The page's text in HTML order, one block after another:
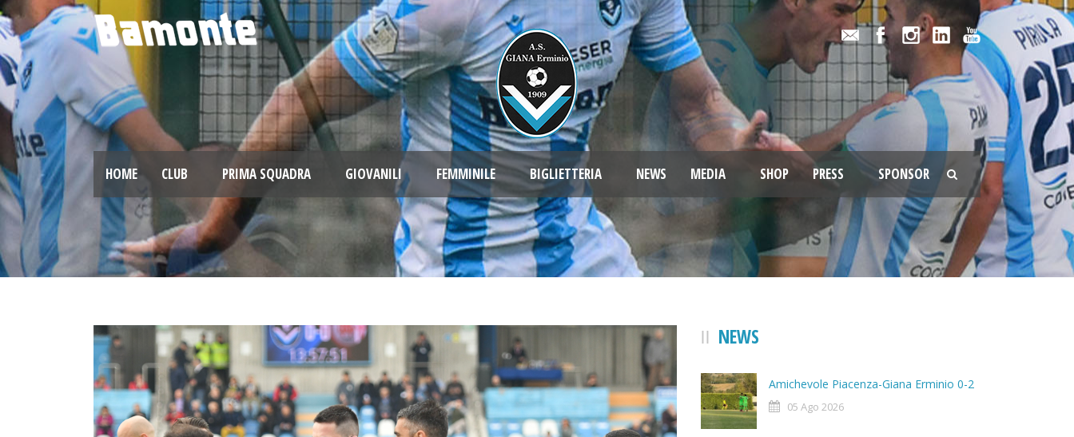
HOME CLUB PRIMA SQUADRA GIOVANILI FEMMINILE BIGLIETTERIA NEWS MEDIA SHOP PRESS SPONSOR
NEWS
Amichevole Piacenza-Giana Erminio 0-2
05 Ago 2026